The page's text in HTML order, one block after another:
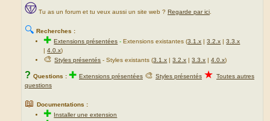
Tu as un forum et tu veux aussi un site web ? Regarde par ici
🔍 Recherches :
✚Extensions présentées -Extensions existantes (3.1.x |3.2.x |3.3.x
|4.0.x)
🎨Styles présentés - Styles existants (3.1.x |3.2.x |3.3.x |4.0.x)
? Questions : ✚ Extensions présentées 🎨 Styles présentés ★ Toutes autres
questions
📖 Documentations :
✚ Installer une extension